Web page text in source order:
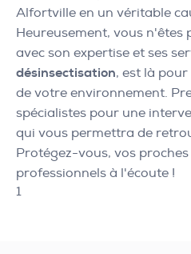
Alfortville en un véritable
Heureusement, vous n'êtes
avec son expertise et ses
désinsectisation, est là
de votre environnement.
spécialistes pour une
qui vous permettra de
Protégez-vous, vos
professionnels à l'écoute !
1